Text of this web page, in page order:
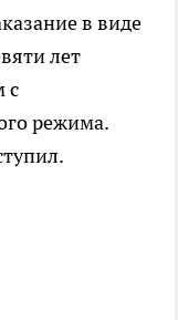
в виде
лет
с
режима.